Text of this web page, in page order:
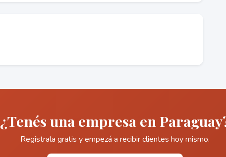
¿Tenés una empresa en
Registrala gratis y empezá a recibir clientes hoy mismo.